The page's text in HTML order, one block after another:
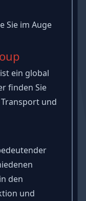
Sie im Auge
ein global
finden Sie
und
den
und